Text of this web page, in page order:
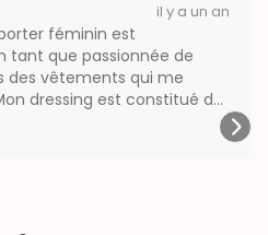
il y a un an
féminin est
tant que passionnée de
des vêtements qui me
dressing est constitué de
cette marque, et il évoluera
ainsi que les employés
leur clientèle. De nouvelles
proposées, environ